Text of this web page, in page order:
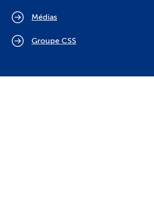
Médias
Groupe CSS